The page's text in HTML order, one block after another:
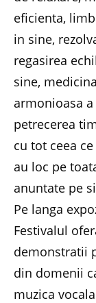
eficienta,
in sine,
regasirea
sine,
armonioasa
petrecerea
cu tot ceea
au loc pe
anuntate pe
Pe langa
Festivalul
demonstratii
din domenii
muzica